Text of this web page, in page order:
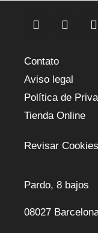
Contato
Aviso legal
Política de
Tienda Online
Revisar Cookies
Pardo, 8 bajos
08027